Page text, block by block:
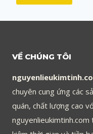
VỀ CHÚNG TÔI
chuyên cung ứng các
quán, chất lượng cao